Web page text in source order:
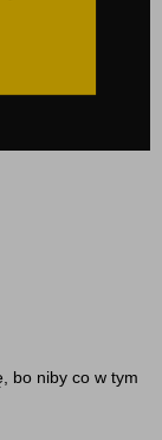
bo niby co w tym